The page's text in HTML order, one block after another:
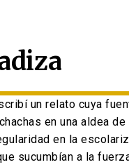
un relato cuya
en una aldea
en la
sucumbían a la